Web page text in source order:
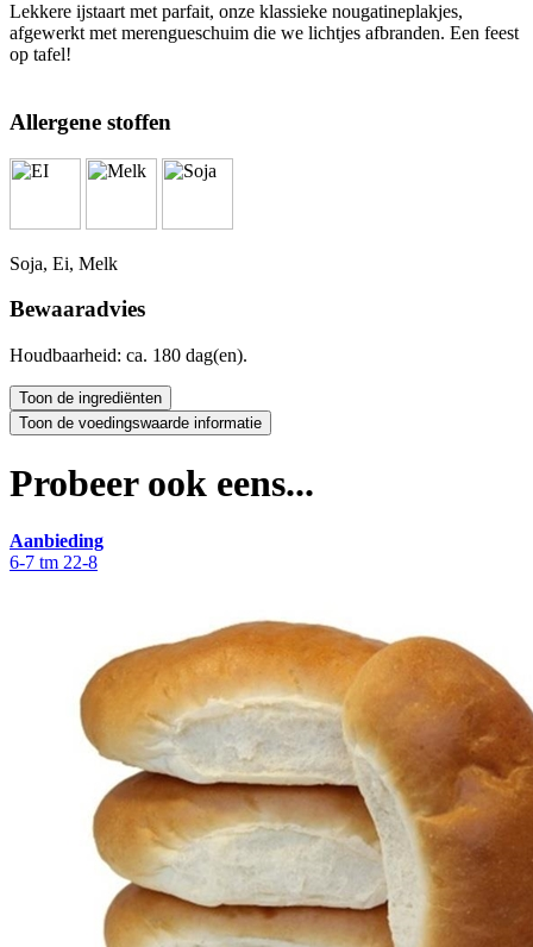
Lekkere ijstaart met parfait, onze klassieke nougatineplakjes,
afgewerkt met merengueschuim die we lichtjes afbranden. Een feest
op tafel!
Allergene stoffen
Soja, Ei, Melk
Bewaaradvies
Houdbaarheid: ca. 180 dag(en).
Probeer ook eens...
Aanbieding
6-7 tm 22-8